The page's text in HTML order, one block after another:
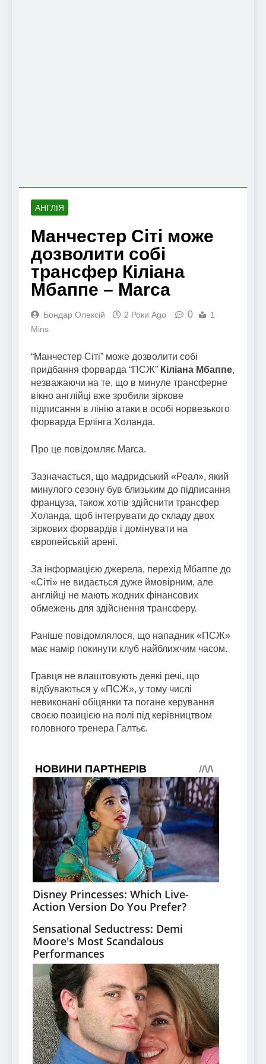
АНГЛІЯ
Манчестер Сіті може
дозволити собі
трансфер Кіліана
Мбаппе – Marca
Бондар Олексій 2 Роки Ago 0
1
Mins
“Манчестер Сіті” може дозволити собі
придбання форварда “ПСЖ” Кіліана Мбаппе,
незважаючи на те, що в минуле трансферне
вікно англійці вже зробили зіркове
підписання в лінію атаки в особі норвезького
форварда Ерлінга Холанда.
Про це повідомляє Marca.
Зазначається, що мадридський «Реал», який
минулого сезону був близьким до підписання
француза, також хотів здійснити трансфер
Холанда, щоб інтегрувати до складу двох
зіркових форвардів і домінувати на
європейській арені.
За інформацією джерела, перехід Мбаппе до
«Сіті» не видається дуже ймовірним, але
англійці не мають жодних фінансових
обмежень для здійснення трансферу.
Раніше повідомлялося, що нападник «ПСЖ»
має намір покинути клуб найближчим часом.
Гравця не влаштовують деякі речі, що
відбуваються у «ПСЖ», у тому числі
невиконані обіцянки та погане керування
своєю позицією на полі під керівництвом
головного тренера Галтьє.